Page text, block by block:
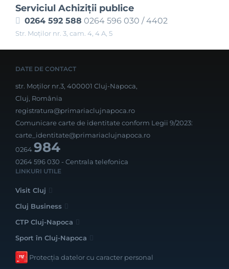
Serviciul Achiziţii publice
0264 592 588 0264 596 030 / 4402
Str. Moţilor nr. 3, cam. 4, 4 A, 5
DATE DE CONTACT
str. Moților nr.3, 400001 Cluj-Napoca,
Cluj, România
registratura@primariaclujnapoca.ro
Comunicare carte de identitate conform Legii 9/2023:
carte_identitate@primariaclujnapoca.ro
0264984
0264 596 030 - Centrala telefonica
LINKURI UTILE
Visit Cluj
Cluj Business
CTP Cluj-Napoca
Sport în Cluj-Napoca
Protecția datelor cu caracter personal